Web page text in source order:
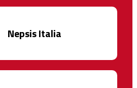
Nepsis Italia